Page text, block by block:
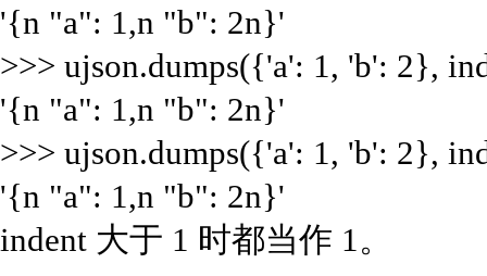
'{n "a": 1,n "b": 2n}'
>>> ujson.dumps({'a': 1, 'b': 2},
'{n "a": 1,n "b": 2n}'
>>> ujson.dumps({'a': 1, 'b': 2},
'{n "a": 1,n "b": 2n}'
indent 大于 1 时都当作 1。